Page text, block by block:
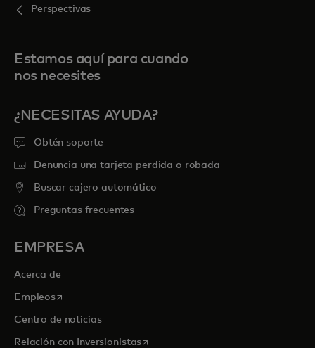
Perspectivas
Estamos aquí para cuando
nos necesites
¿NECESITAS AYUDA?
Obtén soporte
Denuncia una tarjeta perdida o robada
Buscar cajero automático
Preguntas frecuentes
EMPRESA
Acerca de
Empleosse abre en una pestaña nueva
Centro de noticias
Relación con Inversionistasse abre en una pestaña nueva